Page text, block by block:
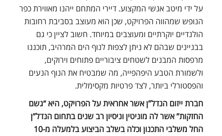
על ידי מיטב אנשי המקצוע. דיירי המתחם ייהנו מאווירת כפר
הנופש שמהווה הפרויקט, שכן הוא מעוצב בסביבת רחובות
הולנדיים יוקרתיים ומעוצבים במיוחד. חשוב לציין כי גם
בבניינים שבהם לא ניתן לצפות לנוף הים המרהיב, תוכננו
מרפסות המבנים לשטחים ציבוריים פתוחים וירוקים,
ולשמורת הטבע היפהפייה, מה שמבטיח את הנוף הנעים
והפסטורלי ביותר, לצד פרטיות מקסימלית.
חברת ייזום הנדל”ן אשר אחראית על הפרויקט, היא “גשם
החזקות” אשר לה מוניטין וניסיון רב שנים בתחום הנדל”ן
החל משלבי התכנון וכלה בשלב הביצוע בלמעלה מ-10